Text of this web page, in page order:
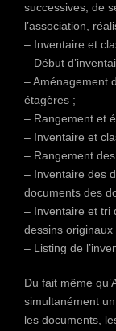
successives, de
l’association,
– Inventaire et
– Début
– Aménagement
étagères ;
– Rangement et
– Inventaire et
– Rangement
– Inventaire des
documents des
– Inventaire et tri
dessins originaux
– Listing de
Du fait même
simultanément
les documents,